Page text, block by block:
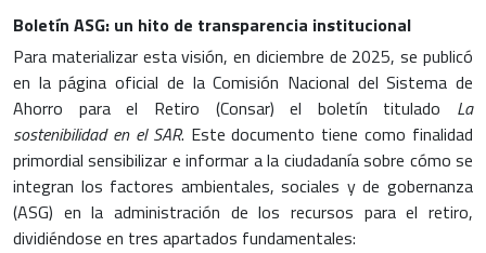
Boletín ASG: un hito de transparencia institucional
Para materializar esta visión, en diciembre de 2025, se publicó
en la página oficial de la Comisión Nacional del Sistema de
Ahorro para el Retiro (Consar) el boletín titulado La
sostenibilidad en el SAR. Este documento tiene como finalidad
primordial sensibilizar e informar a la ciudadanía sobre cómo se
integran los factores ambientales, sociales y de gobernanza
(ASG) en la administración de los recursos para el retiro,
dividiéndose en tres apartados fundamentales: